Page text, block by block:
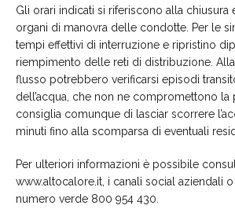
Gli orari indicati si riferiscono alla chiusura
organi di manovra delle condotte. Per le
tempi effettivi di interruzione e ripristino
riempimento delle reti di distribuzione.
flusso potrebbero verificarsi episodi
dell’acqua, che non ne compromettono la
consiglia comunque di lasciar scorrere
minuti fino alla scomparsa di eventuali
Per ulteriori informazioni è possibile
www.altocalore.it, i canali social aziendali o
numero verde 800 954 430.